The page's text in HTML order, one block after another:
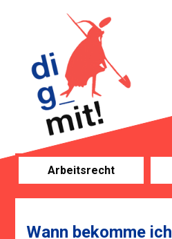
Arbeitsrecht
Wann bekomme ich